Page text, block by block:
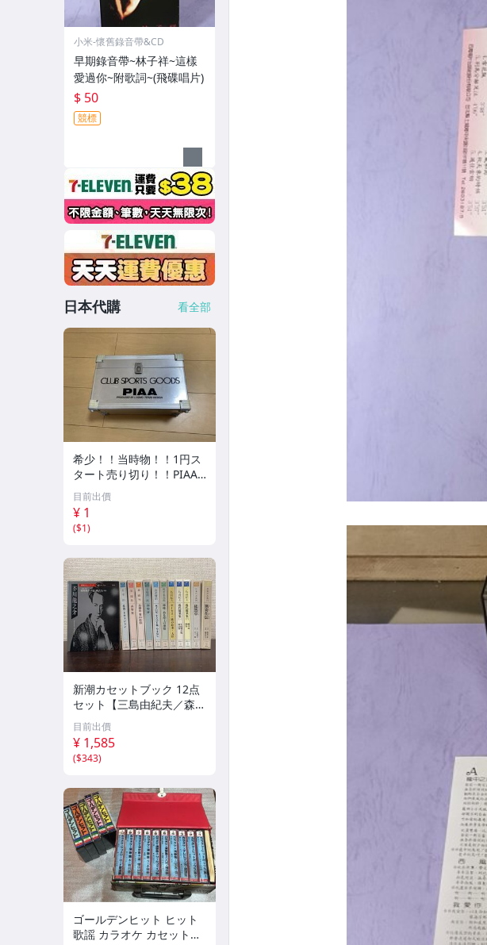
小米-懷舊錄音帶&CD
早期錄音帶~林子祥~這樣
愛過你~附歌詞~(飛碟唱片)
$ 50
競標
日本代購 看全部
希少！！当時物！！1円ス
タート売り切り！！PIAA
CLUB SPORTS GOODS ア
ルミケース 収納
目前出價
¥ 1
($1)
新潮カセットブック 12点
セット【三島由紀夫／森外
／太宰治／芥川龍之介／谷
崎潤一郎／宮沢賢治／他】
新潮社
目前出價
¥ 1,585
($343)
ゴールデンヒット ヒット
歌謡 カラオケ カセットテ